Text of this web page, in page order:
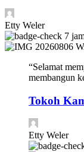
Etty Weler
7
“Selamat
membangun
Tokoh
Etty Weler